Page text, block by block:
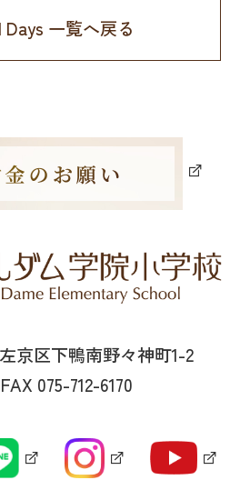
Days 一覧へ戻る
京区下鴨南野々神町1-2
075-712-6170